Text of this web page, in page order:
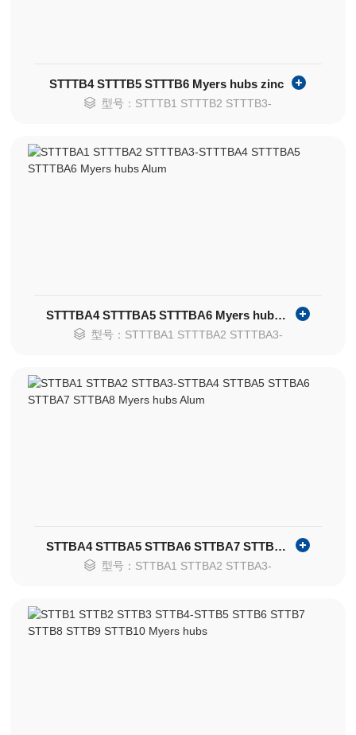
STTTB4 STTTB5 STTTB6 Myers hubs zinc
型号：STTTB1 STTTB2 STTTB3-
STTTBA4 STTTBA5 STTTBA6 Myers hubs Alum
型号：STTTBA1 STTTBA2 STTTBA3-
STTBA4 STTBA5 STTBA6 STTBA7 STTBA8 Myers hubs Alum
型号：STTBA1 STTBA2 STTBA3-